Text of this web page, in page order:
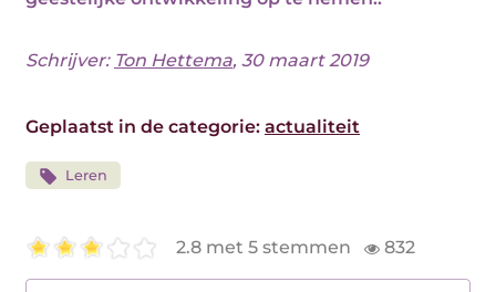
Schrijver: Ton Hettema, 30 maart 2019
Geplaatst in de categorie: actualiteit
Leren
2.8 met 5 stemmen 832